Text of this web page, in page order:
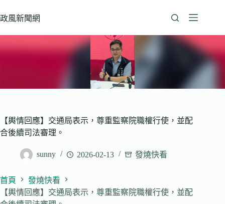
至
政風新聞網
【輿情回應】交通局表示，尊重監察院職權行使，並配
合後續司法審理。
sunny 2026-02-13 發燒快看
首頁
發燒快看
【輿情回應】交通局表示，尊重監察院職權行使，並配